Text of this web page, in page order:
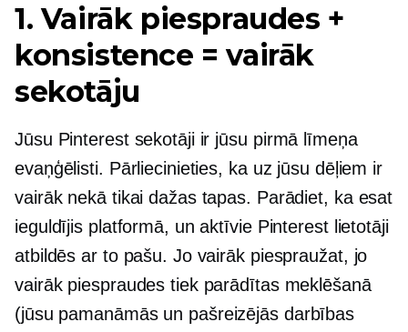
1. Vairāk piespraudes +
konsistence = vairāk
sekotāju
Jūsu Pinterest sekotāji ir jūsu pirmā līmeņa
evaņģēlisti. Pārliecinieties, ka uz jūsu dēļiem ir
vairāk nekā tikai dažas tapas. Parādiet, ka esat
ieguldījis platformā, un aktīvie Pinterest lietotāji
atbildēs ar to pašu. Jo vairāk piespraužat, jo
vairāk piespraudes tiek parādītas meklēšanā
(jūsu pamanāmās un pašreizējās darbības